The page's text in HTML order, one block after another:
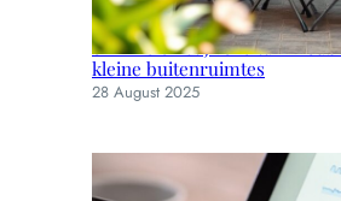
Slimme en stijlvolle
kleine buitenruimtes
28 August 2025